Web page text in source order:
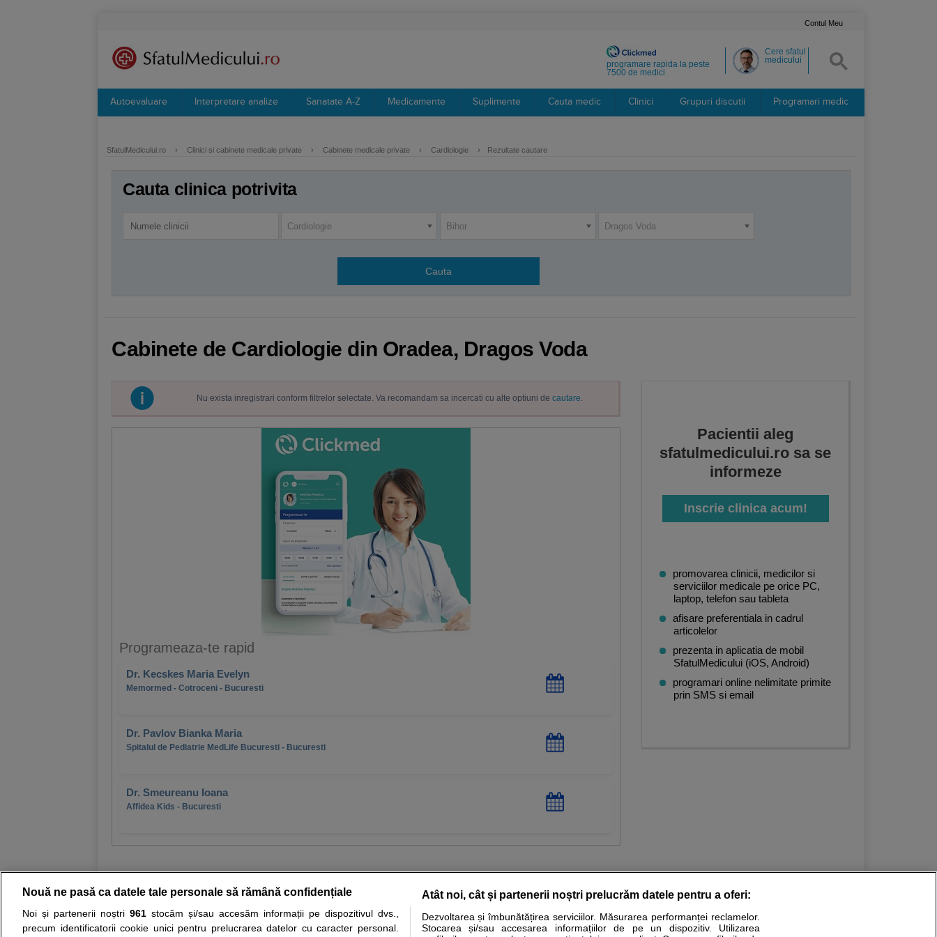
Contul Meu
Cere sfatul
medicului
programare rapida la peste
7500 de medici
Autoevaluare Interpretare analize Sanatate A-Z Medicamente Suplimente Cauta medic Clinici Grupuri discutii Programari medic
SfatulMedicului.ro › Clinici si cabinete medicale private › Cabinete medicale private › Cardiologie › Rezultate cautare
Cauta clinica potrivita
Cardiologie Bihor Dragos Voda
Cabinete de Cardiologie din Oradea, Dragos Voda
Nu exista inregistrari conform filtrelor selectate. Va recomandam sa incercati cu alte optiuni de cautare.
Programeaza-te rapid
Dr. Kecskes Maria Evelyn
Memormed - Cotroceni - Bucuresti
Dr. Pavlov Bianka Maria
Spitalul de Pediatrie MedLife Bucuresti - Bucuresti
Dr. Smeureanu Ioana
Affidea Kids - Bucuresti
Pacientii aleg
sfatulmedicului.ro sa se
informeze
Inscrie clinica acum!
promovarea clinicii, medicilor si
serviciilor medicale pe orice PC,
laptop, telefon sau tableta
afisare preferentiala in cadrul
articolelor
prezenta in aplicatia de mobil
SfatulMedicului (iOS, Android)
programari online nelimitate primite
prin SMS si email
Resurse: Autoevaluare simptome Interpretare analize Specialitati medicale Boli si afectiuni Calculatoare Stiri medicale
Nouă ne pasă ca datele tale personale să rămână confidențiale
Noi și partenerii noștri 961stocăm și/sau accesăm informații pe dispozitivul dvs.,
precum identificatorii cookie unici pentru prelucrarea datelor cu caracter personal.
Atât noi, cât și partenerii noștri prelucrăm datele pentru a oferi:
Dezvoltarea și îmbunătățirea serviciilor. Măsurarea performanței reclamelor.
Stocarea și/sau accesarea informațiilor de pe un dispozitiv. Utilizarea